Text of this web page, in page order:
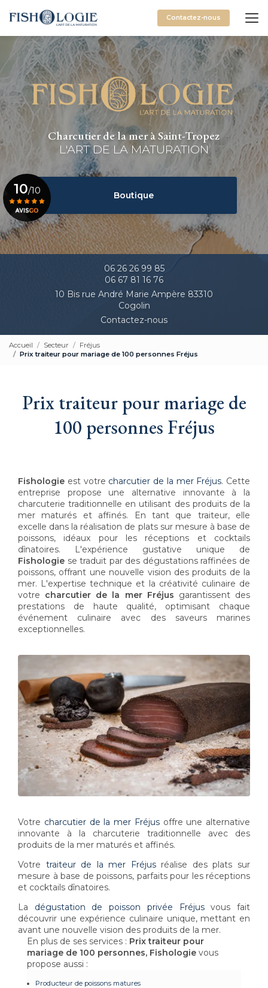
au
principal
Contactez-nous
Charcutier de la mer à Saint-Tropez
L'ART DE LA MATURATION
Boutique
06 26 26 99 85
06 67 81 16 76
10 Bis rue André Marie Ampère 83310
Cogolin
Contactez-nous
10/10
Voir le certificat
Accueil Secteur
Fréjus
Prix traiteur pour mariage de 100 personnes Fréjus
Prix traiteur pour mariage de
100 personnes Fréjus
Fishologie est votre charcutier de la mer Fréjus. Cette
entreprise propose une alternative innovante à la
charcuterie traditionnelle en utilisant des produits de la
mer maturés et affinés. En tant que traiteur, elle
excelle dans la réalisation de plats sur mesure à base de
poissons, idéaux pour les réceptions et cocktails
dînatoires. L'expérience gustative unique de
Fishologie se traduit par des dégustations raffinées de
poissons, offrant une nouvelle vision des produits de la
mer. L'expertise technique et la créativité culinaire de
votre charcutier de la mer Fréjus garantissent des
prestations de haute qualité, optimisant chaque
événement culinaire avec des saveurs marines
exceptionnelles.
Votre charcutier de la mer Fréjusoffre une alternative
innovante à la charcuterie traditionnelle avec des
produits de la mer maturés et affinés.
Votre traiteur de la mer Fréjusréalise des plats sur
mesure à base de poissons, parfaits pour les réceptions
et cocktails dînatoires.
La dégustation de poisson privée Fréjusvous fait
découvrir une expérience culinaire unique, mettant en
avant une nouvelle vision des produits de la mer.
En plus de ses services : Prix traiteur pour
mariage de 100 personnes, Fishologie vous
propose aussi :
Producteur de poissons matures